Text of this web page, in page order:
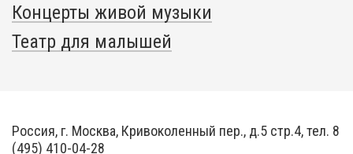
Концерты живой музыки
Театр для малышей
Россия, г. Москва, Кривоколенный пер., д.5 стр.4, тел. 8
(495) 410-04-28